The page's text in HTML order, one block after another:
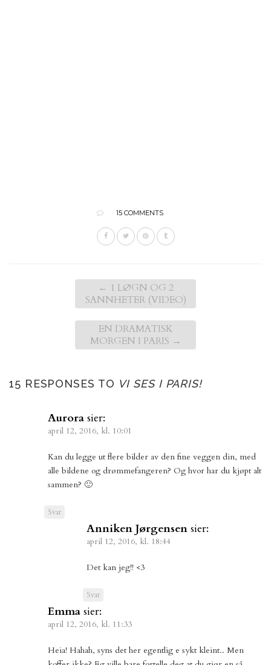
15 COMMENTS
← 1 LØGN OG 2
SANNHETER (VIDEO)
EN DRAMATISK
MORGEN I PARIS →
15 RESPONSES TO VI SES I PARIS!
Aurora sier:
april 12, 2016, kl. 10:01
Kan du legge ut flere bilder av den fine veggen din, med
alle bildene og drømmefangeren? Og hvor har du kjøpt alt
sammen? 🙂
Svar
Anniken Jørgensen sier:
april 12, 2016, kl. 18:44
Det kan jeg!! <3
Svar
Emma sier:
april 12, 2016, kl. 11:33
Heia! Hahah, syns det her egentlig e sykt kleint.. Men